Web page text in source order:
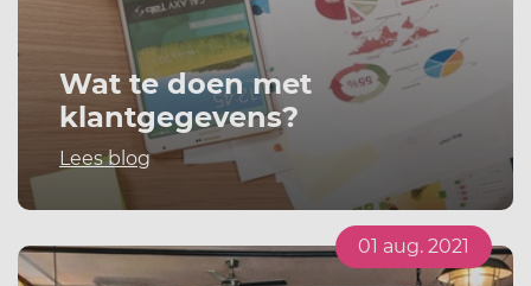
Wat te doen met
klantgegevens?
Lees blog
01 aug. 2021